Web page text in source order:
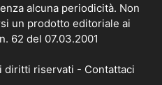
alcuna periodicità. Non
un prodotto editoriale ai
62 del 07.03.2001
diritti riservati - Contattaci